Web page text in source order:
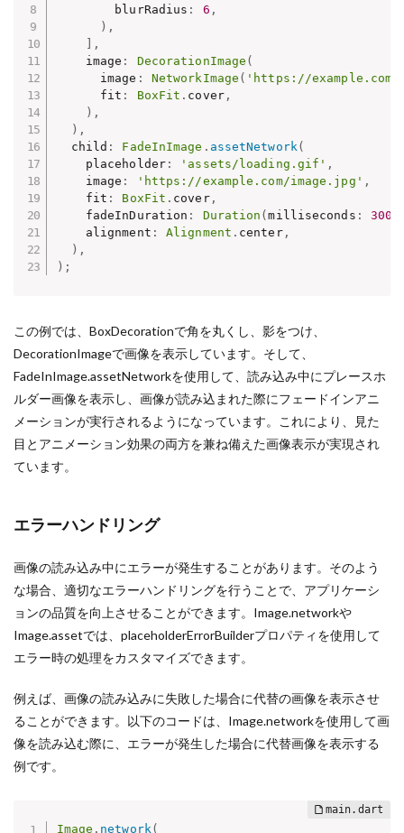
        blurRadius
: 6 ,
) ,
,
    image
: DecorationImage (
      image
: NetworkImage ( 'https://example.com/
      fit
: BoxFit . cover,
) ,
) ,
  child
: FadeInImage . assetNetwork (
    placeholder
: 'assets/loading.gif' ,
    image
: 'https://example.com/image.jpg' ,
    fit
: BoxFit . cover,
    fadeInDuration
: Duration (milliseconds : 300
    alignment
: Alignment . center,
) ,
) ;
この例では、BoxDecorationで角を丸くし、影をつけ、
DecorationImageで画像を表示しています。そして、
FadeInImage.assetNetworkを使用して、読み込み中にプレースホ
ルダー画像を表示し、画像が読み込まれた際にフェードインアニ
メーションが実行されるようになっています。これにより、見た
目とアニメーション効果の両方を兼ね備えた画像表示が実現され
ています。
エラーハンドリング
画像の読み込み中にエラーが発生することがあります。そのよう
な場合、適切なエラーハンドリングを行うことで、アプリケーシ
ョンの品質を向上させることができます。Image.networkや
Image.assetでは、placeholderErrorBuilderプロパティを使用して
エラー時の処理をカスタマイズできます。
例えば、画像の読み込みに失敗した場合に代替の画像を表示させ
ることができます。以下のコードは、Image.networkを使用して画
像を読み込む際に、エラーが発生した場合に代替画像を表示する
例です。
Image . network(